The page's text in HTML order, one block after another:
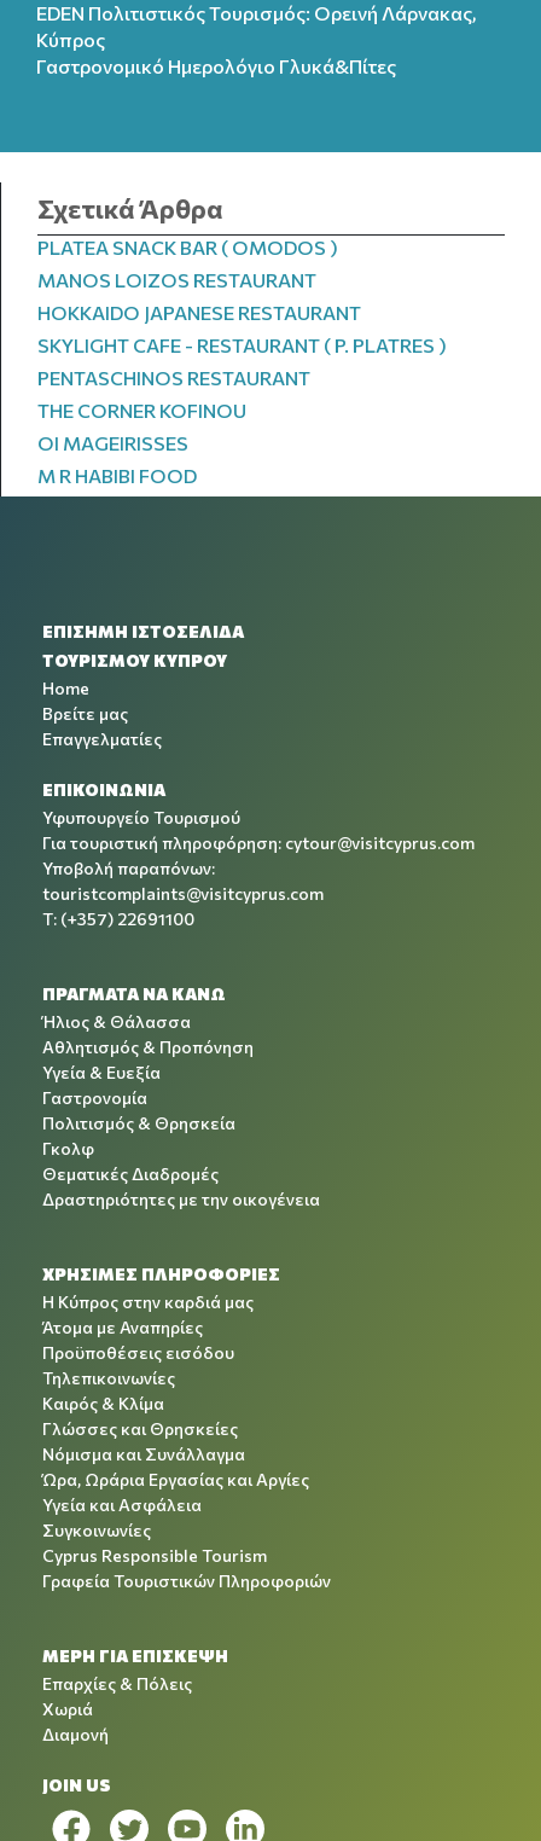
EDEN Πολιτιστικός Τουρισμός: Ορεινή Λάρνακας,
Κύπρος
Γαστρονομικό Ημερολόγιo Γλυκά&Πίτες
Σχετικά Άρθρα
PLATEA SNACK BAR ( OMODOS )
MANOS LOIZOS RESTAURANT
HOKKAIDO JAPANESE RESTAURANT
SKYLIGHT CAFE - RESTAURANT ( P. PLATRES )
PENTASCHINOS RESTAURANT
THE CORNER KOFINOU
OI MAGEIRISSES
M R HABIBI FOOD
ΕΠΙΣΗΜΗ ΙΣΤΟΣΕΛΙΔΑ
ΤΟΥΡΙΣΜΟΥ ΚΥΠΡΟΥ
Home
Βρείτε μας
Επαγγελματίες
ΕΠΙΚΟΙΝΩΝΙΑ
Υφυπουργείο Τουρισμού
Για τουριστική πληροφόρηση: cytour@visitcyprus.com
Υποβολή παραπόνων:
touristcomplaints@visitcyprus.com
T: (+357) 22691100
ΠΡΑΓΜΑΤΑ ΝΑ ΚΑΝΩ
Ήλιος & Θάλασσα
Αθλητισμός & Προπόνηση
Υγεία & Ευεξία
Γαστρονομία
Πολιτισμός & Θρησκεία
Γκολφ
Θεματικές Διαδρομές
Δραστηριότητες με την οικογένεια
ΧΡΉΣΙΜΕΣ ΠΛΗΡΟΦΟΡΊΕΣ
Η Κύπρος στην καρδιά μας
Άτομα με Αναπηρίες
Προϋποθέσεις εισόδου
Τηλεπικοινωνίες
Καιρός & Κλίμα
Γλώσσες και Θρησκείες
Νόμισμα και Συνάλλαγμα
Ώρα, Ωράρια Εργασίας και Αργίες
Υγεία και Ασφάλεια
Συγκοινωνίες
Cyprus Responsible Tourism
Γραφεία Τουριστικών Πληροφοριών
ΜΕΡΗ ΓΙΑ ΕΠΙΣΚΕΨΗ
Επαρχίες & Πόλεις
Χωριά
Διαμονή
JOIN US